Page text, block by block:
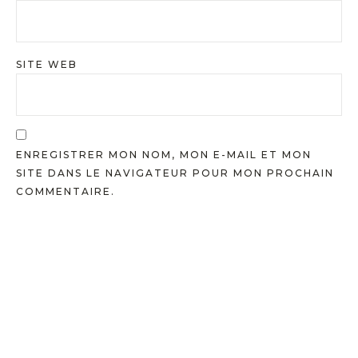
SITE WEB
ENREGISTRER MON NOM, MON E-MAIL ET MON
SITE DANS LE NAVIGATEUR POUR MON PROCHAIN
COMMENTAIRE.